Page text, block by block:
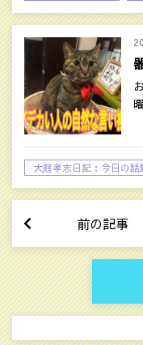
大庭孝志日記：今日の話
前の記事